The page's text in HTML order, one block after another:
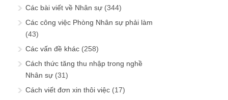
Các bài viết về Nhân sự (344)
Các công việc Phòng Nhân sự phải làm
(43)
Các vấn đề khác (258)
Cách thức tăng thu nhập trong nghề
Nhân sự (31)
Cách viết đơn xin thôi việc (17)